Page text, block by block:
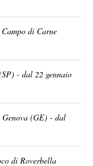
di Carne
- dal 22 gennaio
Genova (GE) - dal
di Roverbella